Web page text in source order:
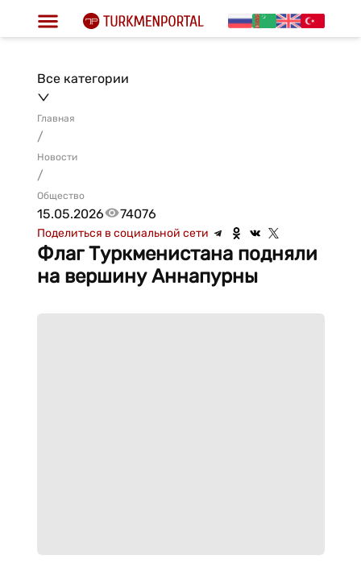
Все категории
Главная
/
Новости
/
Общество
15.05.2026 74076
Поделиться в социальной сети
Флаг Туркменистана подняли
на вершину Аннапурны